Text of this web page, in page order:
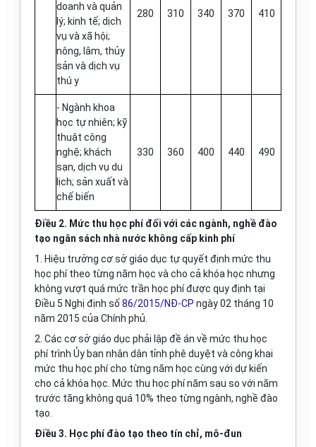
doanh và quản
lý; kinh tế; dịch
vụ và xã hội;
nông, lâm, thủy
sản và dịch vụ
thú y
280 310 340 370 410
- Ngành khoa
học tự nhiên; kỹ
thuật công
nghệ; khách
sạn, dịch vụ du
lịch; sản xuất và
chế biến
330 360 400 440 490
Điều 2. Mức thu học phí đối với các ngành, nghề đào
tạo ngân sách nhà nước không cấp kinh phí
1. Hiệu trưởng cơ sở giáo dục tự quyết định mức thu
học phí theo từng năm học và cho cả khóa học nhưng
không vượt quá mức trần học phí được quy định tại
Điều 5 Nghị định số 86/2015/NĐ-CP ngày 02 tháng 10
năm 2015 của Chính phủ.
2. Các cơ sở giáo dục phải lập đề án về mức thu học
phí trình Ủy ban nhân dân tỉnh phê duyệt và công khai
mức thu học phí cho từng năm học cùng với dự kiến
cho cả khóa học. Mức thu học phí năm sau so với năm
trước tăng không quá 10% theo từng ngành, nghề đào
tạo.
Điều 3. Học phí đào tạo theo tín chỉ, mô-đun